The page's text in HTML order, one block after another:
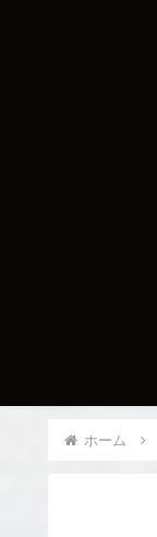
ホーム